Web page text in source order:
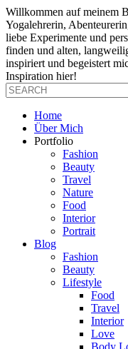
Willkommen auf meinem
Yogalehrerin,
liebe Experimente und
finden und alten,
inspiriert und begeistert
Inspiration hier!
Home
Über Mich
Portfolio
Fashion
Beauty
Travel
Nature
Food
Interior
Portrait
Blog
Fashion
Beauty
Lifestyle
Food
Travel
Interior
Love
Body